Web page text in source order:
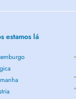
estamos lá